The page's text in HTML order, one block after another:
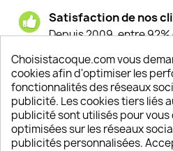
Satisfaction de nos
Depuis 2009, entre
Un SAV à votre écoute
Notre SAV est disponible
Choisistacoque.com vous
cookies afin d'optimiser les
fonctionnalités des réseaux
publicité. Les cookies tiers liés
publicité sont utilisés pour
optimisées sur les réseaux
publicités personnalisées.